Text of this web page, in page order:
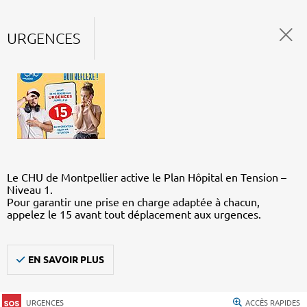
URGENCES
Le CHU de Montpellier active le Plan Hôpital en Tension –
Niveau 1.
Pour garantir une prise en charge adaptée à chacun,
appelez le 15 avant tout déplacement aux urgences.
EN SAVOIR PLUS
URGENCES ACCÈS RAPIDES